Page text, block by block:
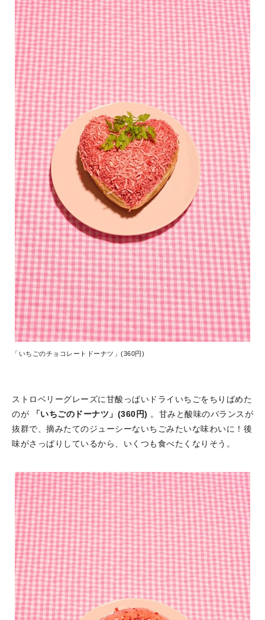
「いちごのチョコレートドーナツ」(360円)
ストロベリーグレーズに甘酸っぱいドライいちごをちりばめた
のが
「いちごのドーナツ」(360円) 。甘みと酸味のバランスが
抜群で、摘みたてのジューシーないちごみたいな味わいに！後
味がさっぱりしているから、いくつも食べたくなりそう。